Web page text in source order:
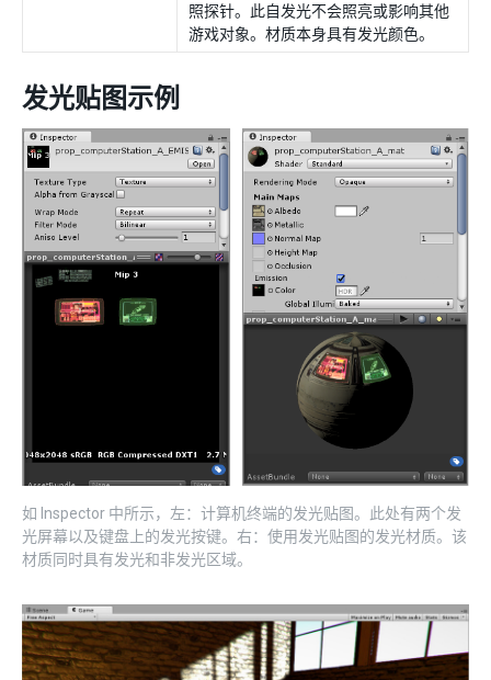
照探针。此自发光不会照亮或影响其他
游戏对象。材质本身具有发光颜色。
发光贴图示例
如 Inspector 中所示，左：计算机终端的发光贴图。此处有两个发
光屏幕以及键盘上的发光按键。右：使用发光贴图的发光材质。该
材质同时具有发光和非发光区域。